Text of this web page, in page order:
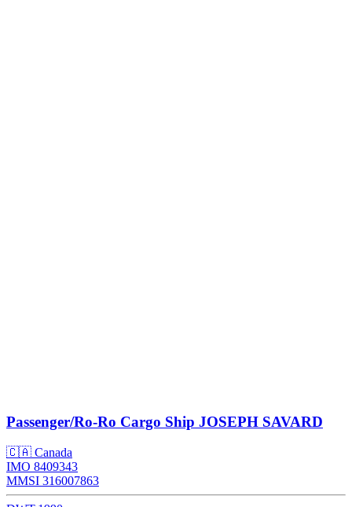
Passenger/Ro-Ro Cargo Ship JOSEPH SAVARD
🇨🇦 Canada
IMO 8409343
MMSI 316007863